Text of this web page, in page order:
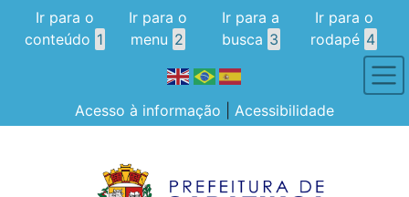
Ir para o
conteúdo 1
Ir para o
menu 2
Ir para a
busca 3
Ir para o
rodapé 4
Acesso à informação Acessibilidade